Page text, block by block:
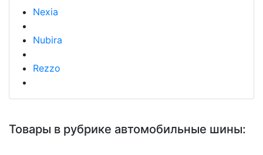
Nexia
Nubira
Rezzo
Товары в рубрике автомобильные шины: